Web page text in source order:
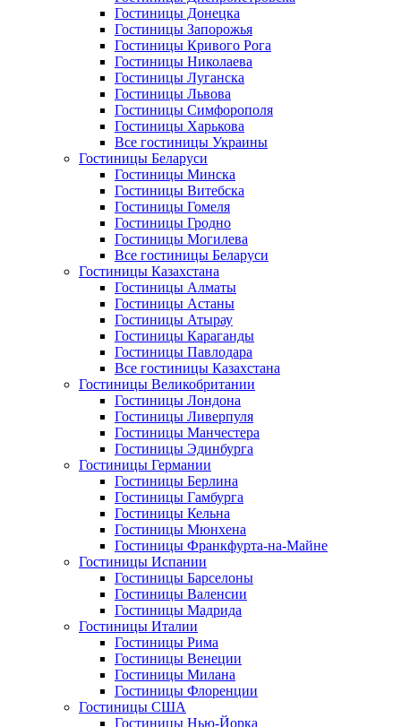
Гостиницы Донецка
Гостиницы Запорожья
Гостиницы Кривого Рога
Гостиницы Николаева
Гостиницы Луганска
Гостиницы Львова
Гостиницы Симфорополя
Гостиницы Харькова
Все гостиницы Украины
Гостиницы Беларуси
Гостиницы Минска
Гостиницы Витебска
Гостиницы Гомеля
Гостиницы Гродно
Гостиницы Могилева
Все гостиницы Беларуси
Гостиницы Казахстана
Гостиницы Алматы
Гостиницы Астаны
Гостиницы Атырау
Гостиницы Караганды
Гостиницы Павлодара
Все гостиницы Казахстана
Гостиницы Великобритании
Гостиницы Лондона
Гостиницы Ливерпуля
Гостиницы Манчестера
Гостиницы Эдинбурга
Гостиницы Германии
Гостиницы Берлина
Гостиницы Гамбурга
Гостиницы Кельна
Гостиницы Мюнхена
Гостиницы Франкфурта-на-Майне
Гостиницы Испании
Гостиницы Барселоны
Гостиницы Валенсии
Гостиницы Мадрида
Гостиницы Италии
Гостиницы Рима
Гостиницы Венеции
Гостиницы Милана
Гостиницы Флоренции
Гостиницы США
Гостиницы Нью-Йорка